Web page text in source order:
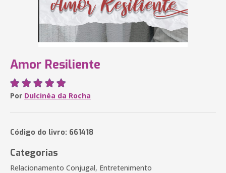
Amor Resiliente
Por Dulcinéa da Rocha
Código do livro: 661418
Categorias
Relacionamento Conjugal, Entretenimento